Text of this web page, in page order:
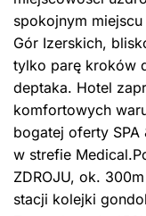
spokojnym
Gór Izerskich,
tylko parę kroków
deptaka. Hotel
komfortowych
bogatej oferty
w strefie
ZDROJU, ok.
stacji kolejki